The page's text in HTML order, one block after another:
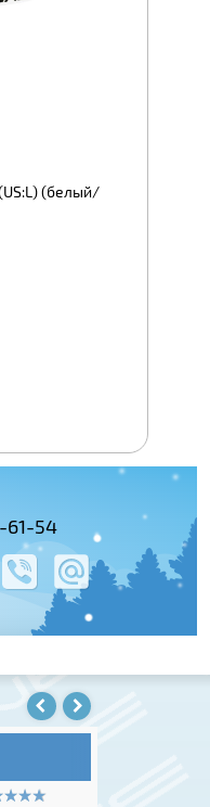
(белый/
+7 (495) 143-
+7 (800) 100-
61-54
магазин